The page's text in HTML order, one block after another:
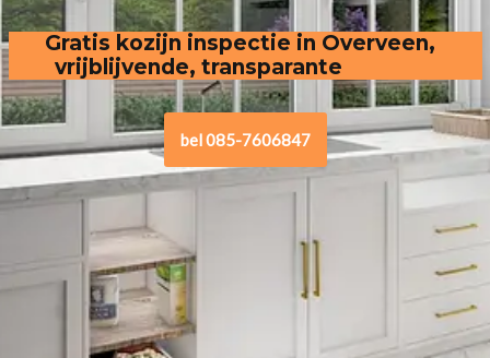
Gratis kozijn inspectie in Overveen,
vrijblijvende, transparante offerte
bel 085-7606847